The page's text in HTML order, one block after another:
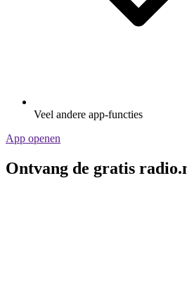
Veel andere app-functies
App openen
Ontvang de gratis